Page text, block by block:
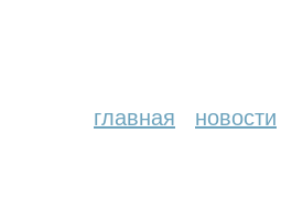
главная новости